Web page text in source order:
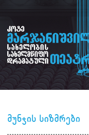
მუნჯის სიზმრები